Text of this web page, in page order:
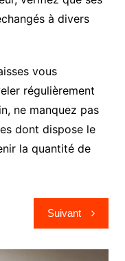
à divers
vous
régulièrement
ne manquez pas
dont dispose le
la quantité de
Suivant